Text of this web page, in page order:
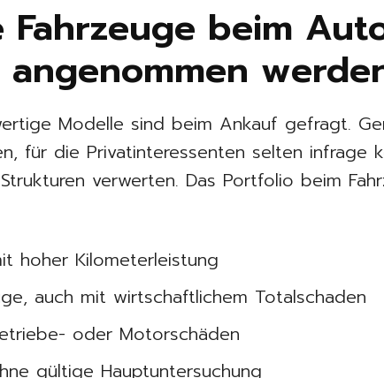
Fahrzeuge beim
angenommen
Modelle sind beim Ankauf gefragt.
für die Privatinteressenten selten infrage
verwerten. Das Portfolio beim
hoher Kilometerleistung
auch mit wirtschaftlichem Totalschaden
oder Motorschäden
gültige Hauptuntersuchung